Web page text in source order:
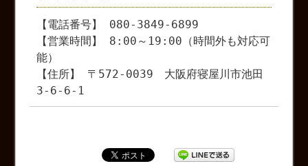
【電話番号】 080-3849-6899
【営業時間】 8:00～19:00（時間外も対応可
能）
【住所】 〒572-0039 大阪府寝屋川市池田
3-6-6-1